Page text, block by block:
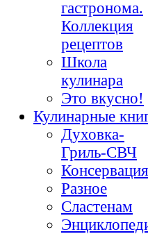
гастронома.
Коллекция
рецептов
Школа
кулинара
Это вкусно!
Кулинарные
Духовка-
Гриль-СВЧ
Консервация
Разное
Сластенам